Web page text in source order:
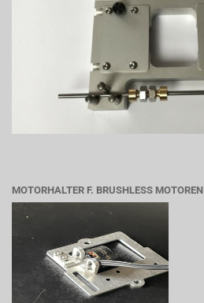
MOTORHALTER F. BRUSHLESS MOTOREN